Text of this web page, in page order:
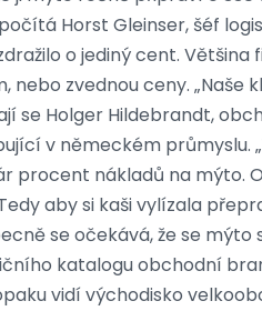
Horst Gleinser, šéf
o jediný cent.
nebo zvednou ceny. „Naše
se Holger Hildebrandt,
v německém průmyslu.
procent nákladů na mýto.
aby si kaši vylízala
se očekává, že se
katalogu obchodní
vidí východisko